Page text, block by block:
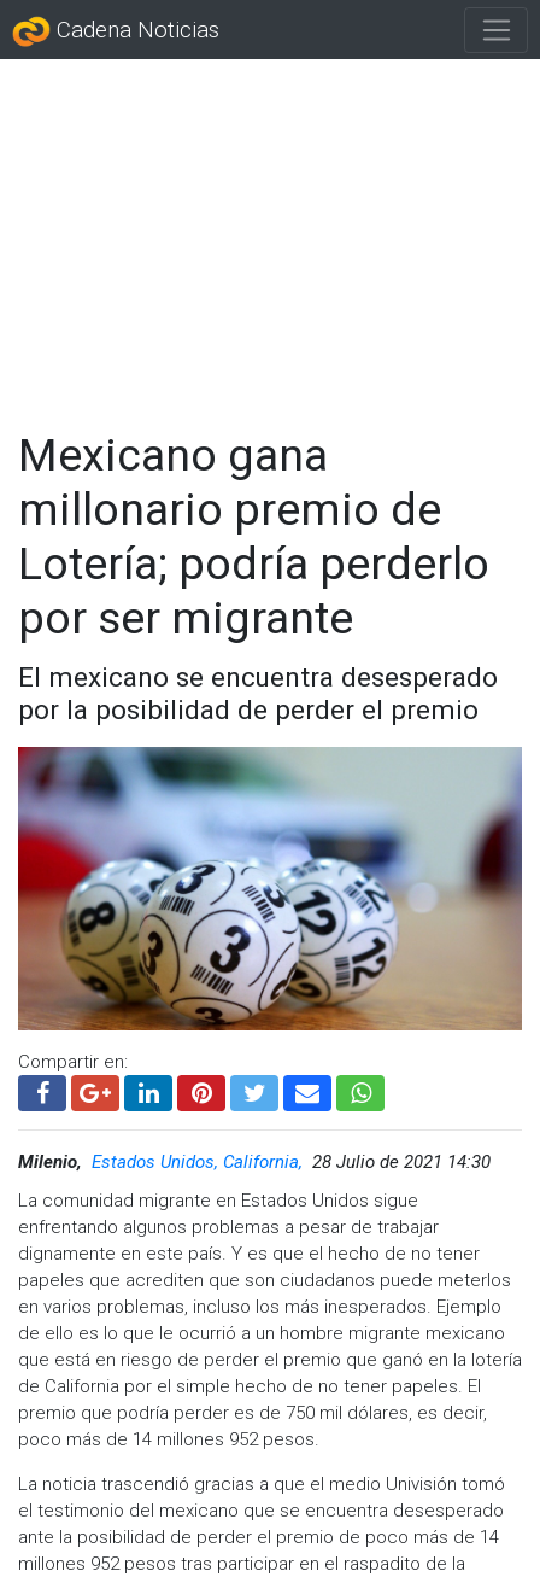
Cadena Noticias
Mexicano gana
millonario premio de
Lotería; podría perderlo
por ser migrante
El mexicano se encuentra desesperado
por la posibilidad de perder el premio
Compartir en:
Milenio, Estados Unidos, California, 28 Julio de 2021 14:30
La comunidad migrante en Estados Unidos sigue
enfrentando algunos problemas a pesar de trabajar
dignamente en este país. Y es que el hecho de no tener
papeles que acrediten que son ciudadanos puede meterlos
en varios problemas, incluso los más inesperados. Ejemplo
de ello es lo que le ocurrió a un hombre migrante mexicano
que está en riesgo de perder el premio que ganó en la lotería
de California por el simple hecho de no tener papeles. El
premio que podría perder es de 750 mil dólares, es decir,
poco más de 14 millones 952 pesos.
La noticia trascendió gracias a que el medio Univisión tomó
el testimonio del mexicano que se encuentra desesperado
ante la posibilidad de perder el premio de poco más de 14
millones 952 pesos tras participar en el raspadito de la